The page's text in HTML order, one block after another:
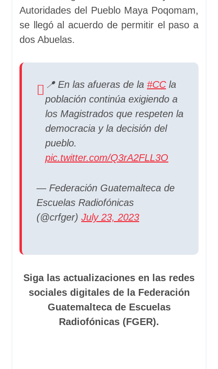
Autoridades del Pueblo Maya Poqomam,
se llegó al acuerdo de permitir el paso a
dos Abuelas.
📍 En las afueras de la #CCla
población continúa exigiendo a
los Magistrados que respeten la
democracia y la decisión del
pueblo.
pic.twitter.com/Q3rA2FLL3O
— Federación Guatemalteca de
Escuelas Radiofónicas
(@crfger) July 23, 2023
Siga las actualizaciones en las redes
sociales digitales de la Federación
Guatemalteca de Escuelas
Radiofónicas (FGER).